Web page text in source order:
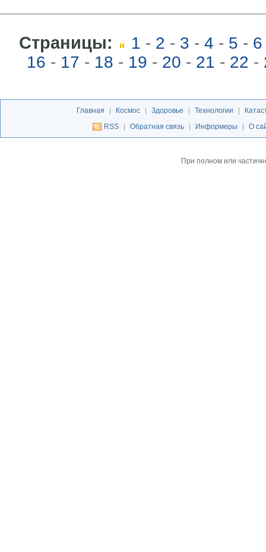
Страницы: 1 - 2 - 3 - 4 - 5 - 6
16 - 17 - 18 - 19 - 20 - 21 - 22 -
Главная Космос Здоровье Технологии
RSS
Обратная связь Информеры О
При полном или